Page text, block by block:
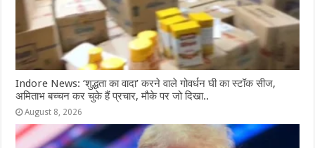
Indore News: ‘शुद्धता का वादा’ करने वाले गोवर्धन घी का स्टॉक सीज,
अमिताभ बच्चन कर चुके हैं प्रचार, मौके पर जो दिखा..
August 8, 2026